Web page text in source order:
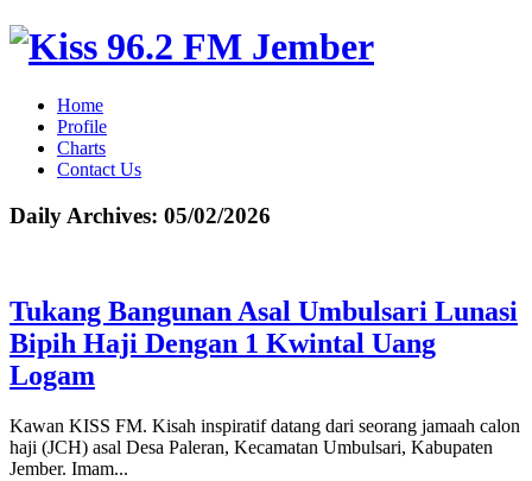
Home
Profile
Charts
Contact Us
Daily Archives: 05/02/2026
Tukang Bangunan Asal Umbulsari Lunasi
Bipih Haji Dengan 1 Kwintal Uang
Logam
Kawan KISS FM. Kisah inspiratif datang dari seorang jamaah calon
haji (JCH) asal Desa Paleran, Kecamatan Umbulsari, Kabupaten
Jember. Imam...